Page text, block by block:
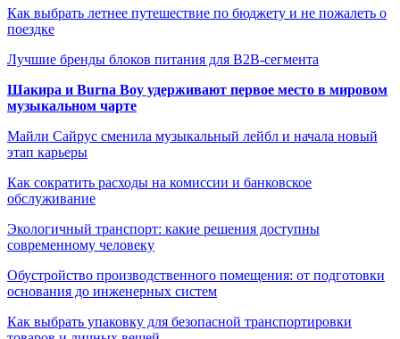
Как выбрать летнее путешествие по бюджету и не пожалеть о
поездке
Лучшие бренды блоков питания для B2B-сегмента
Шакира и Burna Boy удерживают первое место в мировом
музыкальном чарте
Майли Сайрус сменила музыкальный лейбл и начала новый
этап карьеры
Как сократить расходы на комиссии и банковское
обслуживание
Экологичный транспорт: какие решения доступны
современному человеку
Обустройство производственного помещения: от подготовки
основания до инженерных систем
Как выбрать упаковку для безопасной транспортировки